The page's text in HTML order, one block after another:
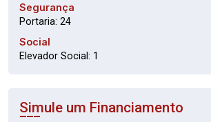
Segurança
Portaria: 24
Social
Elevador Social: 1
Simule um Financiamento